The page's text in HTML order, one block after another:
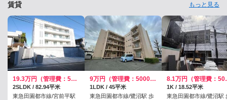
賃貸 もっと見る
19.3万円（管理費：5000円）
2SLDK / 82.94平米
東急田園都市線/宮前平駅
9万円（管理費：5000円）
1LDK / 45平米
東急田園都市線/鷺沼駅 歩
8.1
1K / 18.52平米
東急田園都市線/鷺沼駅